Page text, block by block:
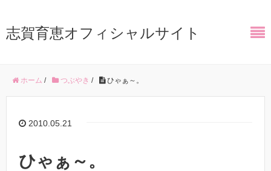
志賀育恵オフィシャルサイト
ホーム / つぶやき / ひゃぁ～。
2010.05.21
ひゃぁ～。